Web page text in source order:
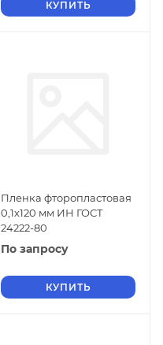
КУПИТЬ
Пленка фторопластовая
0,1х120 мм ИН ГОСТ
24222-80
По запросу
КУПИТЬ